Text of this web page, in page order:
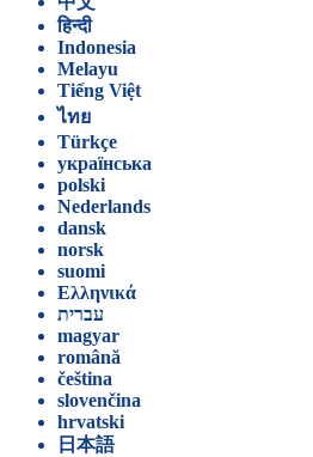
हिन्दी
Indonesia
Melayu
Tiếng Việt
ไทย
Türkçe
українська
polski
Nederlands
dansk
norsk
suomi
Ελληνικά
עברית
magyar
română
čeština
slovenčina
hrvatski
日本語